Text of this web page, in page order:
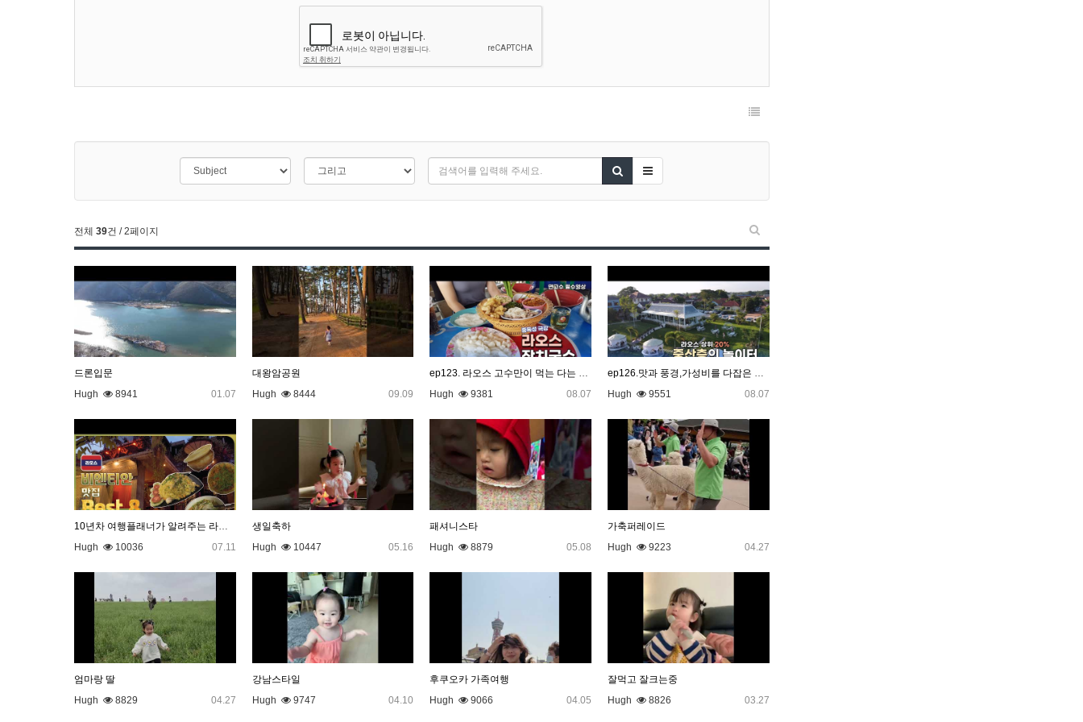
전체 39건 / 2페이지
드론입문
Hugh
8941 01.07
대왕암공원
Hugh
8444 09.09
ep123. 라오스 고수만이 먹는 다는 전설의 국수
Hugh
9381 08.07
ep126.맛과 풍경,가성비를 다잡은 라오스의 핫플2곳
Hugh
9551 08.07
10년차 여행플래너가 알려주는 라오스 비엔티안 맛집 BEST 8
Hugh
10036 07.11
생일축하
Hugh
10447 05.16
패셔니스타
Hugh
8879 05.08
가축퍼레이드
Hugh
9223 04.27
엄마랑 딸
Hugh
8829 04.27
강남스타일
Hugh
9747 04.10
후쿠오카 가족여행
Hugh
9066 04.05
잘먹고 잘크는중
Hugh
8826 03.27